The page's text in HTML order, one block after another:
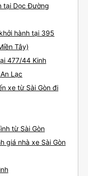
tại Dọc Đường
hành tại 395
Tây)
477/44 Kinh
Lạc
xe từ Sài Gòn đi
từ Sài Gòn
giá nhà xe Sài Gòn